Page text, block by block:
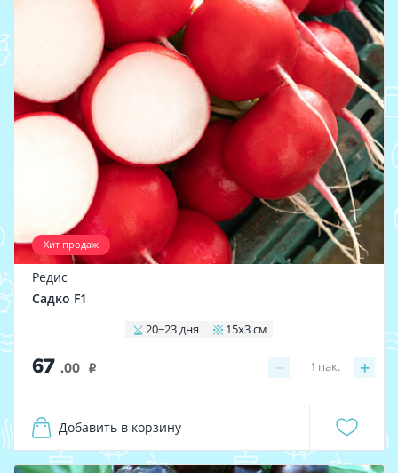
Хит продаж
Редис
Садко F1
20−23 дня 15x3 см
67 .00 i − +
1 пак.
Добавить в корзину